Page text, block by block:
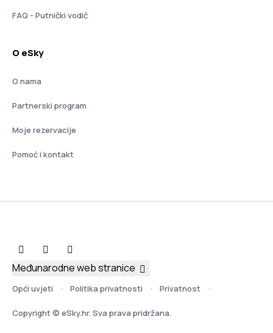
FAQ - Putnički vodič
O eSky
O nama
Partnerski program
Moje rezervacije
Pomoć i kontakt
Opći uvjeti Politika privatnosti Privatnost
Copyright © eSky.hr. Sva prava pridržana.
Međunarodne web stranice